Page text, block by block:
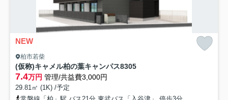
NEW
柏市若柴
(仮称)キャメル柏の葉キャンパス8305
7.4万円 管理/共益費3,000円
29.81㎡ (1K) /予定